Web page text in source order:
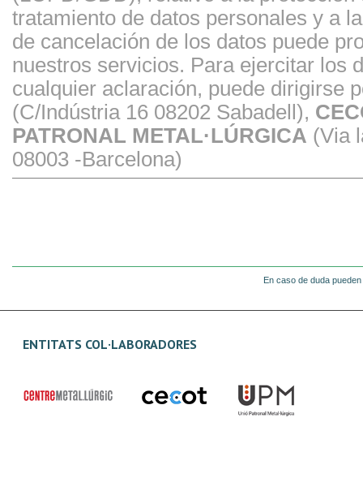
tratamiento de datos personales y a
de cancelación de los datos puede
nuestros servicios. Para ejercitar los
cualquier aclaración, puede dirigirse
(C/Indústria 16 08202 Sabadell),
PATRONAL METAL·LÚRGICA (Via
08003 -Barcelona)
En caso de duda
ENTITATS COL·LABORADORES